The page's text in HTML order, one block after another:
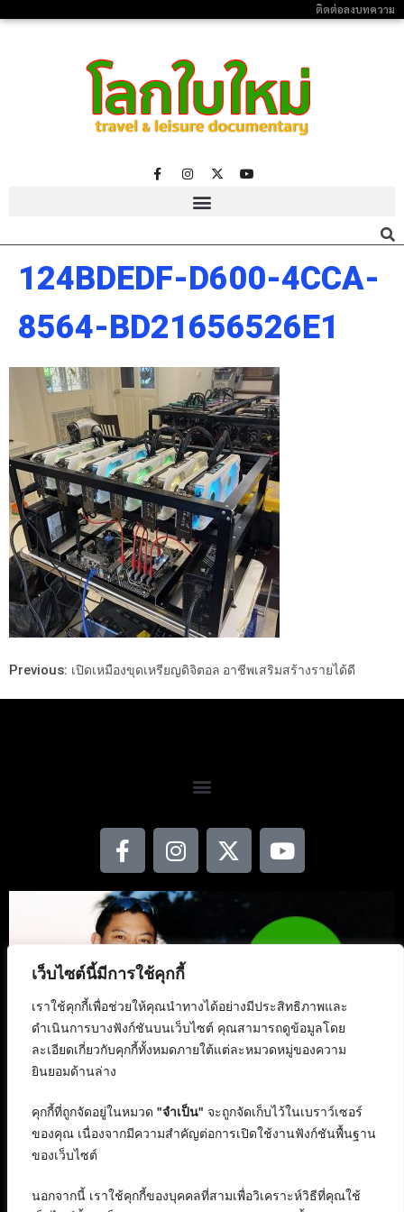
เว็บไซต์นี้มีการใช้คุกกี้
เราใช้คุกกี้เพื่อช่วยให้คุณนำทางได้อย่างมีประสิทธิภาพและ
ดำเนินการบางฟังก์ชันบนเว็บไซต์ คุณสามารถดูข้อมูลโดย
ละเอียดเกี่ยวกับคุกกี้ทั้งหมดภายใต้แต่ละหมวดหมู่ของความ
ยินยอมด้านล่าง
คุกกี้ที่ถูกจัดอยู่ในหมวด "จำเป็น" จะถูกจัดเก็บไว้ในเบราว์เซอร์
ของคุณ เนื่องจากมีความสำคัญต่อการเปิดใช้งานฟังก์ชันพื้นฐาน
ของเว็บไซต์
นอกจากนี้ เราใช้คุกกี้ของบุคคลที่สามเพื่อวิเคราะห์วิธีที่คุณใช้
ติดต่อลงบทความ
124BDEDF-D600-4CCA-
8564-BD21656526E1
Previous: เปิดเหมืองขุดเหรียญดิจิตอล อาชีพเสริมสร้างรายได้ดี